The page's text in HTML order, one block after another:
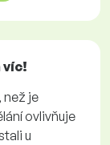
víc!
než je
ovlivňuje
u